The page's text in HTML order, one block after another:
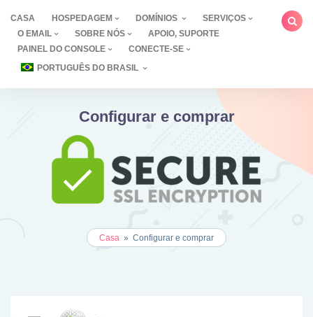
para
conteúdo
CASA HOSPEDAGEM DOMÍNIOS
SERVIÇOS
O EMAIL
SOBRE NÓS
APOIO, SUPORTE
PAINEL DO CONSOLE
CONECTE-SE
PORTUGUÊS DO BRASIL
Configurar e comprar
Casa » Configurar e comprar